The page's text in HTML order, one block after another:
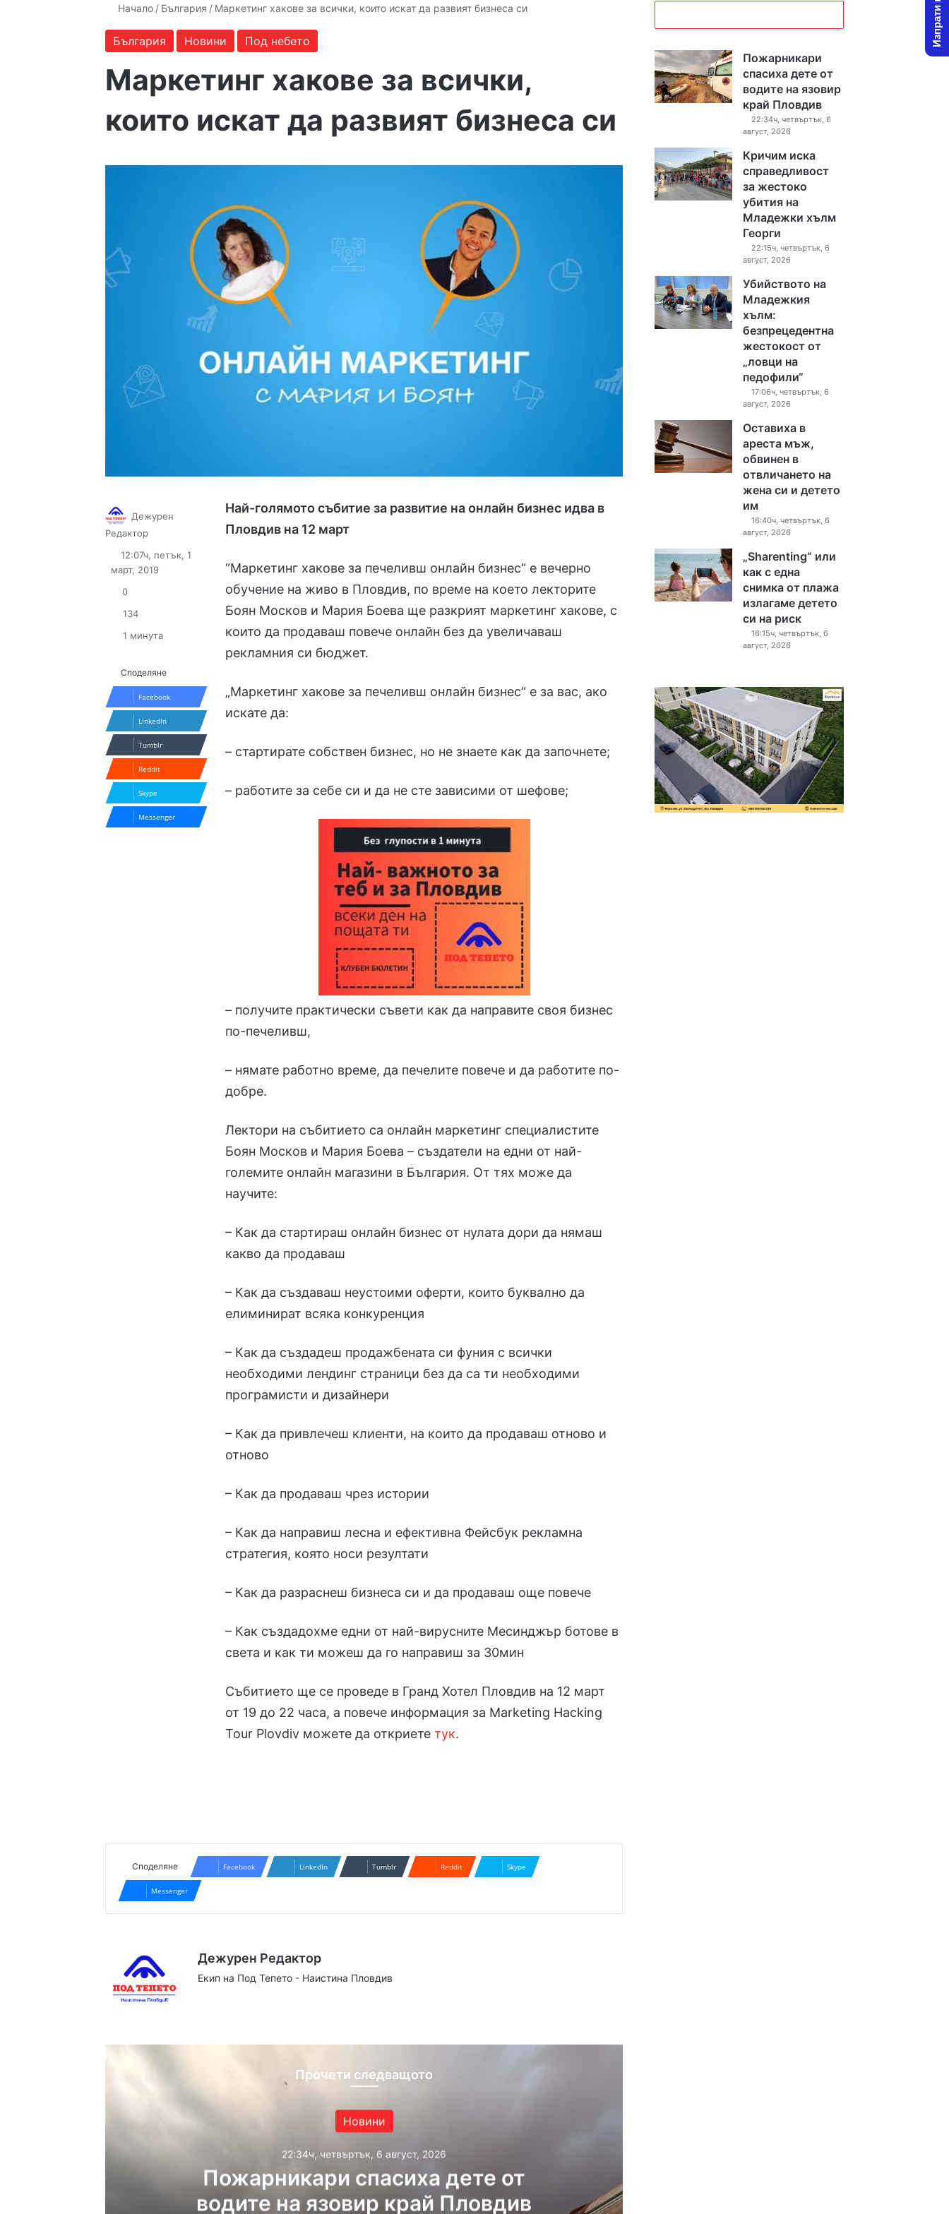
Начало / България / Маркетинг хакове за всички, които искат да развият бизнеса си
България Новини Под небето
Маркетинг хакове за всички,
които искат да развият бизнеса си
Най-голямото събитие за развитие на онлайн бизнес идва в
Пловдив на 12 март
“Маркетинг хакове за печеливш онлайн бизнес“ е вечерно
обучение на живо в Пловдив, по време на което лекторите
Боян Москов и Мария Боева ще разкрият маркетинг хакове, с
които да продаваш повече онлайн без да увеличаваш
рекламния си бюджет.
„Маркетинг хакове за печеливш онлайн бизнес“ е за вас, ако
искате да:
– стартирате собствен бизнес, но не знаете как да започнете;
– работите за себе си и да не сте зависими от шефове;
– получите практически съвети как да направите своя бизнес
по-печеливш,
– нямате работно време, да печелите повече и да работите по-
добре.
Лектори на събитието са онлайн маркетинг специалистите
Боян Москов и Мария Боева – създатели на едни от най-
големите онлайн магазини в България. От тях може да
научите:
– Как да стартираш онлайн бизнес от нулата дори да нямаш
какво да продаваш
– Как да създаваш неустоими оферти, които буквално да
елиминират всяка конкуренция
– Как да създадеш продажбената си фуния с всички
необходими лендинг страници без да са ти необходими
програмисти и дизайнери
– Как да привлечеш клиенти, на които да продаваш отново и
отново
– Как да продаваш чрез истории
– Как да направиш лесна и ефективна Фейсбук рекламна
стратегия, която носи резултати
– Как да разраснеш бизнеса си и да продаваш още повече
– Как създадохме едни от най-вирусните Месинджър ботове в
света и как ти можеш да го направиш за 30мин
Събитието ще се проведе в Гранд Хотел Пловдив на 12 март
от 19 до 22 часа, а повече информация за Marketing Hacking
Tour Plovdiv можете да откриететук.
Дежурен
Редактор
X email
12:07ч, петък, 1
март, 2019
0
134
1 минута
Споделяне
Facebook
LinkedIn
Tumblr
Reddit
Skype
Messenger
Споделяне Facebook LinkedIn Tumblr Reddit Skype
Messenger
Дежурен Редактор
Екип на Под Тепето - Наистина Пловдив
Прочети следващото
Новини
22:34ч, четвъртък, 6 август, 2026
Пожарникари спасиха дете от
водите на язовир край Пловдив
Пожарникари
спасиха дете от
водите на язовир
край Пловдив
22:34ч, четвъртък, 6
август, 2026
Кричим иска
справедливост
за жестоко
убития на
Младежки хълм
Георги
22:15ч, четвъртък, 6
август, 2026
Убийството на
Младежкия
хълм:
безпрецедентна
жестокост от
„ловци на
педофили“
17:06ч, четвъртък, 6
август, 2026
Оставиха в
ареста мъж,
обвинен в
отвличането на
жена си и детето
им
16:40ч, четвъртък, 6
август, 2026
„Sharenting“ или
как с една
снимка от плажа
излагаме детето
си на риск
16:15ч, четвъртък, 6
август, 2026